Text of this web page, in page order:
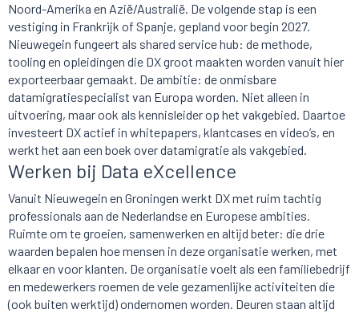
Noord-Amerika en Azië/Australië. De volgende stap is een
vestiging in Frankrijk of Spanje, gepland voor begin 2027.
Nieuwegein fungeert als shared service hub: de methode,
tooling en opleidingen die DX groot maakten worden vanuit hier
exporteerbaar gemaakt. De ambitie: de onmisbare
datamigratiespecialist van Europa worden. Niet alleen in
uitvoering, maar ook als kennisleider op het vakgebied. Daartoe
investeert DX actief in whitepapers, klantcases en video’s, en
werkt het aan een boek over datamigratie als vakgebied.
Werken bij Data eXcellence
Vanuit Nieuwegein en Groningen werkt DX met ruim tachtig
professionals aan de Nederlandse en Europese ambities.
Ruimte om te groeien, samenwerken en altijd beter: die drie
waarden bepalen hoe mensen in deze organisatie werken, met
elkaar en voor klanten. De organisatie voelt als een familiebedrijf
en medewerkers roemen de vele gezamenlijke activiteiten die
(ook buiten werktijd) ondernomen worden. Deuren staan altijd